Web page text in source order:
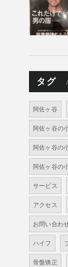
タグ
阿佐ヶ谷
阿佐ヶ谷の
阿佐ヶ谷の
阿佐ヶ谷の
サービス
アクセス
お問い合わ
ハイフ
骨盤矯正